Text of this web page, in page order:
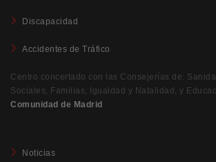
Discapacidad
Accidentes de Tráfico
Centro concertado con las Consejerías de:
Sociales, Familias, Igualdad y Natalidad, y
Comunidad de Madrid
Noticias